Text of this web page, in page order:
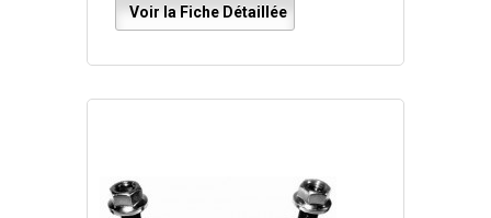
Voir la Fiche Détaillée